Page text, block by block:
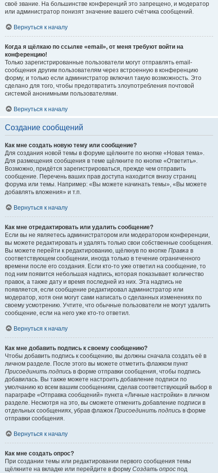
своё звание. На большинстве конференций это запрещено, и модератор
или администратор понизят значение вашего счётчика сообщений.
Вернуться к началу
Когда я щёлкаю по ссылке «email», от меня требуют войти на
конференцию!
Только зарегистрированные пользователи могут отправлять email-
сообщения другим пользователям через встроенную в конференцию
форму, и только если администратор включил такую возможность. Это
сделано для того, чтобы предотвратить злоупотребления почтовой
системой анонимными пользователями.
Вернуться к началу
Создание сообщений
Как мне создать новую тему или сообщение?
Для создания новой темы в форуме щёлкните по кнопке «Новая тема».
Для размещения сообщения в теме щёлкните по кнопке «Ответить».
Возможно, придётся зарегистрироваться, прежде чем отправить
сообщение. Перечень ваших прав доступа находится внизу страниц
форума или темы. Например: «Вы можете начинать темы», «Вы можете
добавлять вложения» и т.п.
Вернуться к началу
Как мне отредактировать или удалить сообщение?
Если вы не являетесь администратором или модератором конференции,
вы можете редактировать и удалять только свои собственные сообщения.
Вы можете перейти к редактированию, щёлкнув по кнопке Правка в
соответствующем сообщении, иногда только в течение ограниченного
времени после его создания. Если кто-то уже ответил на сообщение, то
под ним появится небольшая надпись, которая показывает количество
правок, а также дату и время последней из них. Эта надпись не
появляется, если сообщение редактировал администратор или
модератор, хотя они могут сами написать о сделанных изменениях по
своему усмотрению. Учтите, что обычные пользователи не могут удалить
сообщение, если на него уже кто-то ответил.
Вернуться к началу
Как мне добавить подпись к своему сообщению?
Чтобы добавить подпись к сообщению, вы должны сначала создать её в
личном разделе. После этого вы можете отметить флажком пункт
Присоединить подпись в форме отправки сообщения, чтобы подпись
добавилась. Вы также можете настроить добавление подписи по
умолчанию ко всем вашим сообщениям, сделав соответствующий выбор в
параграфе «Отправка сообщений» пункта «Личные настройки» в личном
разделе. Несмотря на это, вы сможете отменить добавление подписи в
отдельных сообщениях, убрав флажок Присоединить подпись в форме
отправки сообщения.
Вернуться к началу
Как мне создать опрос?
При создании темы или редактировании первого сообщения темы
щёлкните на вкладке или перейдите в форму Создать опрос под